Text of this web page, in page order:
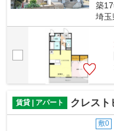
築
埼玉
賃貸 | アパート クレスト
敷0